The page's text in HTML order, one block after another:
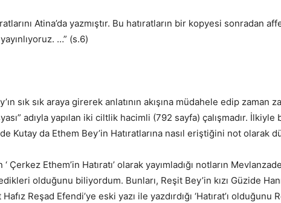
Atina’da yazmıştır. Bu hatıratların bir kopyesi sonradan
yayınlıyoruz. …” (s.6)
sık sık araya girerek anlatının akışına müdahele edip zaman
adıyla yapılan iki ciltlik hacimli (792 sayfa) çalışmadır.
Kutay da Ethem Bey’in Hatıratlarına nasıl eriştiğini not olarak
‘ Çerkez Ethem’in Hatıratı’ olarak yayımladığı notların
olduğunu biliyordum. Bunları, Reşit Bey’in kızı Güzide
Reşad Efendi’ye eski yazı ile yazdırdığı ‘Hatırat’ı